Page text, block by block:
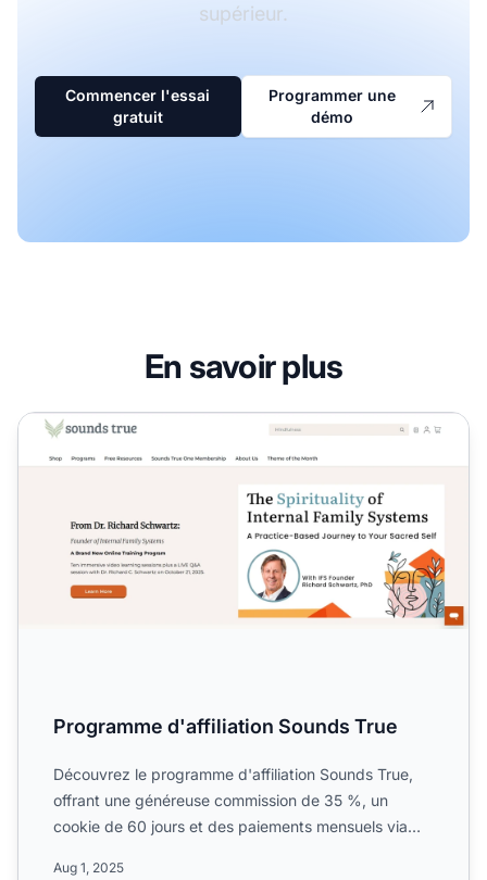
supérieur.
Commencer l'essai
gratuit
Programmer une
démo
En savoir plus
Programme d'affiliation Sounds True
Programme d'affiliation Sounds True
Découvrez le programme d'affiliation Sounds True,
offrant une généreuse commission de 35 %, un
cookie de 60 jours et des paiements mensuels via
Aug 1, 2025